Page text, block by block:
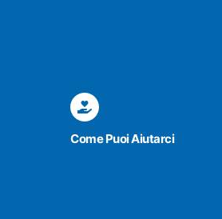
Come Puoi Aiutarci